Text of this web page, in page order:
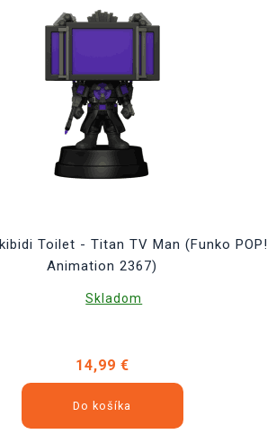
Toilet - Titan TV Man (Funko POP!
Animation 2367)
Skladom
14,99 €
Do košíka